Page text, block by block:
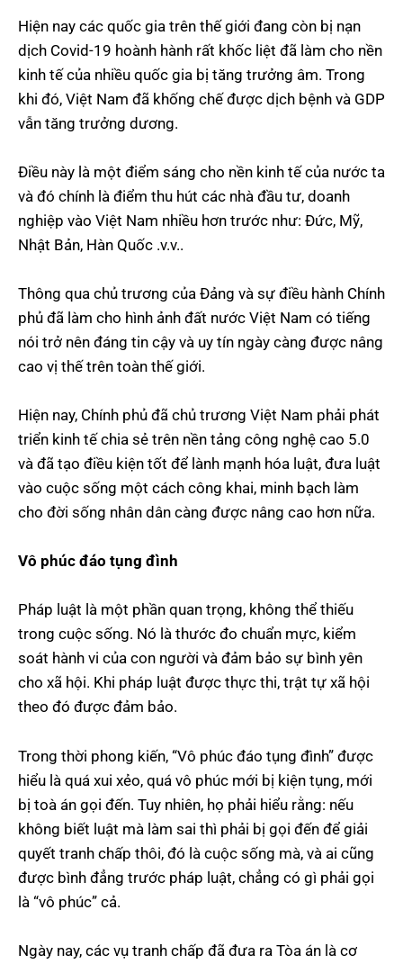
Hiện nay các quốc gia trên thế giới đang còn bị nạn
dịch Covid-19 hoành hành rất khốc liệt đã làm cho nền
kinh tế của nhiều quốc gia bị tăng trưởng âm. Trong
khi đó, Việt Nam đã khống chế được dịch bệnh và GDP
vẫn tăng trưởng dương.
Điều này là một điểm sáng cho nền kinh tế của nước ta
và đó chính là điểm thu hút các nhà đầu tư, doanh
nghiệp vào Việt Nam nhiều hơn trước như: Đức, Mỹ,
Nhật Bản, Hàn Quốc .v.v..
Thông qua chủ trương của Đảng và sự điều hành Chính
phủ đã làm cho hình ảnh đất nước Việt Nam có tiếng
nói trở nên đáng tin cậy và uy tín ngày càng được nâng
cao vị thế trên toàn thế giới.
Hiện nay, Chính phủ đã chủ trương Việt Nam phải phát
triển kinh tế chia sẻ trên nền tảng công nghệ cao 5.0
và đã tạo điều kiện tốt để lành mạnh hóa luật, đưa luật
vào cuộc sống một cách công khai, minh bạch làm
cho đời sống nhân dân càng được nâng cao hơn nữa.
Vô phúc đáo tụng đình
Pháp luật là một phần quan trọng, không thể thiếu
trong cuộc sống. Nó là thước đo chuẩn mực, kiểm
soát hành vi của con người và đảm bảo sự bình yên
cho xã hội. Khi pháp luật được thực thi, trật tự xã hội
theo đó được đảm bảo.
Trong thời phong kiến, “Vô phúc đáo tụng đình” được
hiểu là quá xui xẻo, quá vô phúc mới bị kiện tụng, mới
bị toà án gọi đến. Tuy nhiên, họ phải hiểu rằng: nếu
không biết luật mà làm sai thì phải bị gọi đến để giải
quyết tranh chấp thôi, đó là cuộc sống mà, và ai cũng
được bình đẳng trước pháp luật, chẳng có gì phải gọi
là “vô phúc” cả.
Ngày nay, các vụ tranh chấp đã đưa ra Tòa án là cơ